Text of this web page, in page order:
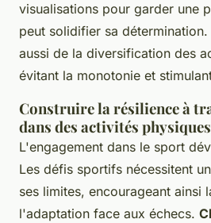
visualisations pour garder une
peut solidifier sa détermination.
aussi de la diversification des
évitant la monotonie et
Construire la résilience à
dans des activités physiques
L'engagement dans le sport
Les défis sportifs nécessitent
ses limites, encourageant ainsi
l'adaptation face aux échecs.